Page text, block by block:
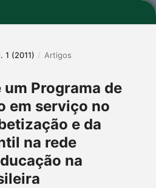
1 (2011) / Artigos
Programa de
em serviço no
e da
na rede
na